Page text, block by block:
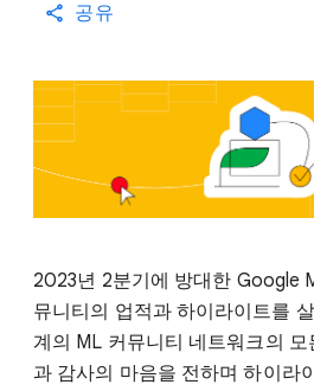
공유
2023년 2분기에 방대한 Google
뮤니티의 업적과 하이라이트를
계의 ML 커뮤니티 네트워크의
과 감사의 마음을 전하며 하이라